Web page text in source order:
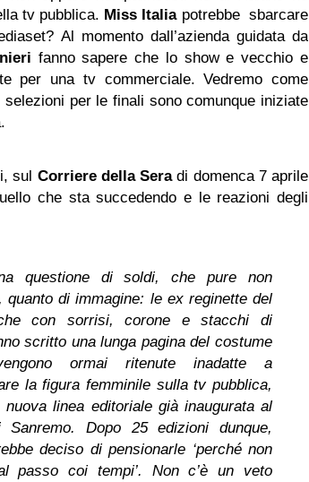
tv pubblica. Miss Italiapotrebbe sbarcare
Al momento dall’azienda guidata da
fanno sapere che lo show e vecchio e
per una tv commerciale. Vedremo come
per le finali sono comunque iniziate
sul Corriere della Seradi domenca 7 aprile
che sta succedendo e le reazioni degli
questione di soldi, che pure non
quanto di immagine: le ex reginette del
con sorrisi, corone e stacchi di
scritto una lunga pagina del costume
ormai ritenute inadatte a
la figura femminile sulla tv pubblica,
nuova linea editoriale già inaugurata al
Sanremo. Dopo 25 edizioni dunque,
deciso di pensionarle ‘perché non
passo coi tempi’. Non c’è un veto